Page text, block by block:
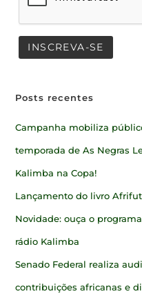
Posts recentes
Campanha mobiliza
temporada de As Negras
Kalimba na Copa!
Lançamento do livro
Novidade: ouça o
rádio Kalimba
Senado Federal realiza
contribuições africanas e